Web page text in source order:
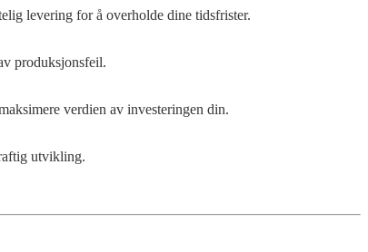
levering for å overholde dine tidsfrister.
produksjonsfeil.
verdien av investeringen din.
utvikling.